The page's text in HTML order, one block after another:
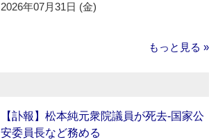
2026年07月31日 (金)
もっと見る »
【訃報】松本純元衆院議員が死去‐国家公
安委員長など務める